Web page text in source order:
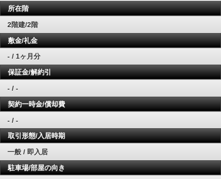
所在階
2階建/2階
敷金/礼金
- / 1ヶ月分
保証金/解約引
- / -
契約一時金/償却費
- / -
取引形態/入居時期
一般 / 即入居
駐車場/部屋の向き